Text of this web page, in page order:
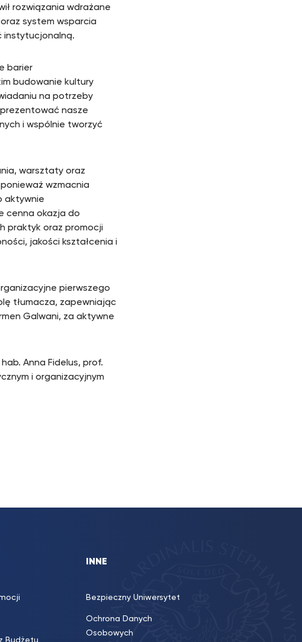
rozwiązania wdrażane
system wsparcia
instytucjonalną.
barier
budowanie kultury
na potrzeby
nasze
i wspólnie tworzyć
warsztaty oraz
wzmacnia
aktywnie
cenna okazja do
praktyk oraz promocji
jakości kształcenia i
pierwszego
tłumacza, zapewniając
Galwani, za aktywne
Anna Fidelus, prof.
i organizacyjnym
Budżetu
INNE
Bezpieczny Uniwersytet
Ochrona Danych
Osobowych